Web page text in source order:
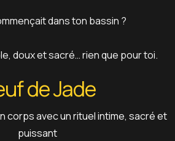
dans ton bassin ?
doux et sacré… rien que pour toi.
de Jade
corps avec un rituel intime, sacré et
puissant